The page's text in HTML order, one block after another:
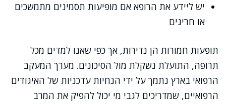
יש ליידע את הרופא אם מופיעות תסמינים מתמשכים
או חריגים
תופעות חמורות הן נדירות, אך כפי שאנו למדים מכל
תרופה, התועלת נשקלת מול הסיכונים. מערך המעקב
הרפואי בארץ נתמך על ידי הנחיות עדכניות של האיגודים
הרפואיים, שמדריכים לגבי מי יכול להפיק את המרב